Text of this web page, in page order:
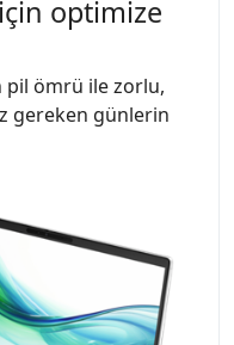
optimize
pil ömrü ile zorlu,
gereken günlerin